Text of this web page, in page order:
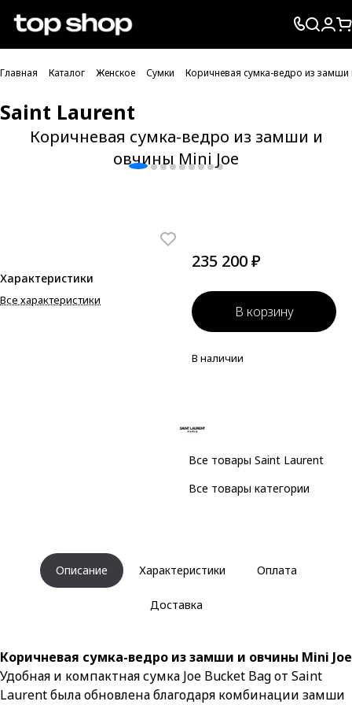
Проверка хлебных крошек
Главная Каталог Женское Сумки Коричневая сумка-ведро из замши
Saint Laurent
Коричневая сумка-ведро из замши и
овчины Mini Joe
Характеристики
Все характеристики
235 200 ₽
В корзину
В наличии
Все товары Saint Laurent
Все товары категории
Описание Характеристики Оплата
Доставка
Коричневая сумка-ведро из замши и овчины Mini Joe
Удобная и компактная сумка Joe Bucket Bag от Saint
Laurent была обновлена благодаря комбинации замши